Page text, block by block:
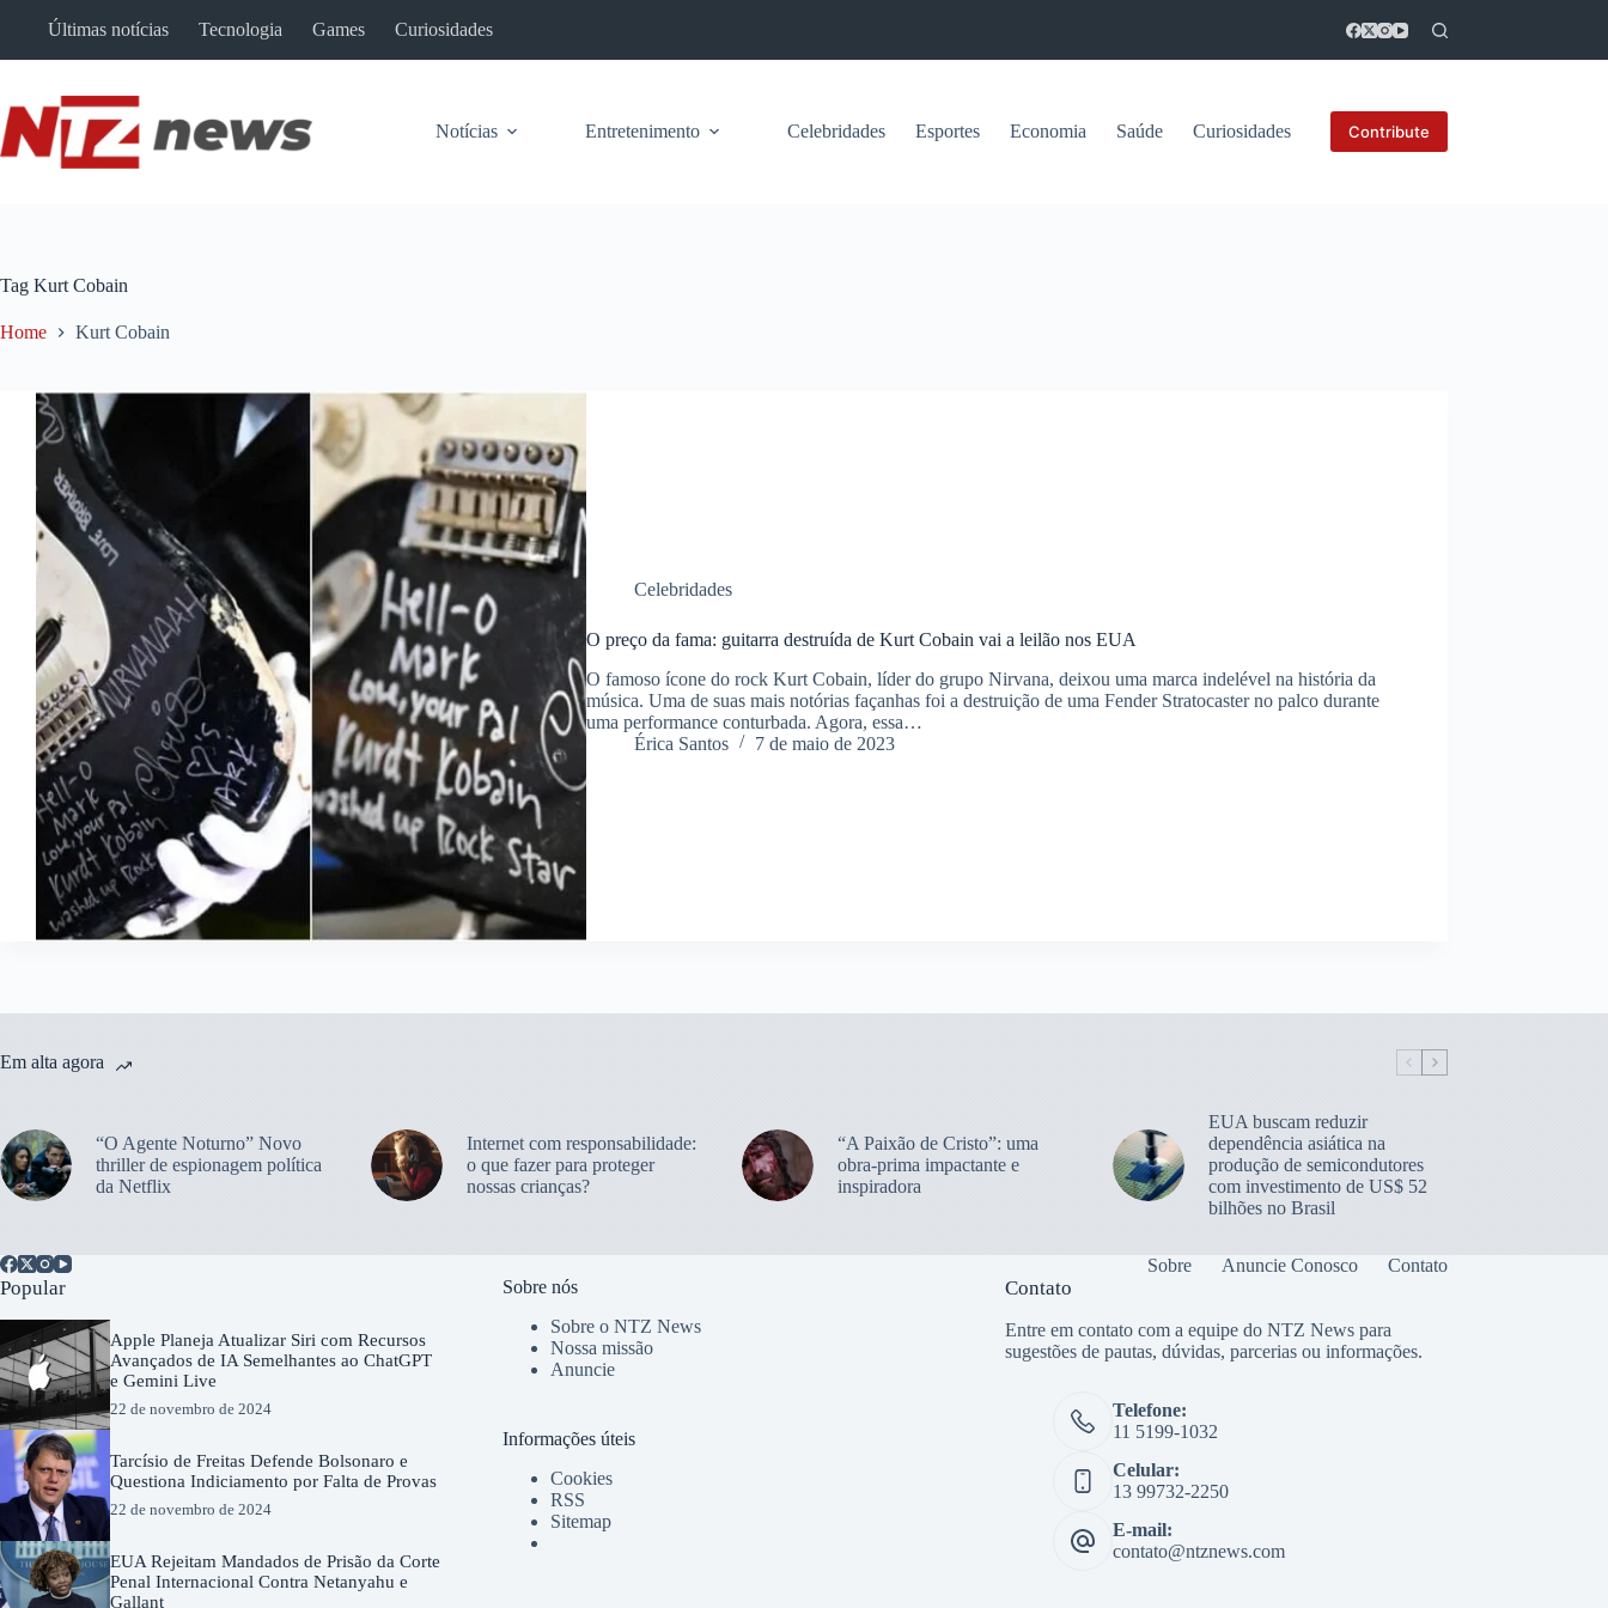
Últimas notícias Tecnologia Games Curiosidades
Notícias Entretenimento Celebridades Esportes Economia Saúde Curiosidades Contribute
Tag Kurt Cobain
Home Kurt Cobain
Celebridades
O preço da fama: guitarra destruída de Kurt Cobain vai a leilão nos EUA
O famoso ícone do rock Kurt Cobain, líder do grupo Nirvana, deixou uma marca indelével na história da
música. Uma de suas mais notórias façanhas foi a destruição de uma Fender Stratocaster no palco durante
uma performance conturbada. Agora, essa…
Érica Santos
7 de maio de 2023
Em alta agora
“O Agente Noturno” Novo
thriller de espionagem política
da Netflix
Internet com responsabilidade:
o que fazer para proteger
nossas crianças?
“A Paixão de Cristo”: uma
obra-prima impactante e
inspiradora
EUA buscam reduzir
dependência asiática na
produção de semicondutores
com investimento de US$ 52
bilhões no Brasil
Sobre Anuncie Conosco Contato
Popular
Apple Planeja Atualizar Siri com Recursos
Avançados de IA Semelhantes ao ChatGPT
e Gemini Live
22 de novembro de 2024
Tarcísio de Freitas Defende Bolsonaro e
Questiona Indiciamento por Falta de Provas
22 de novembro de 2024
EUA Rejeitam Mandados de Prisão da Corte
Penal Internacional Contra Netanyahu e
Gallant
Sobre nós
Sobre o NTZ News
Nossa missão
Anuncie
Informações úteis
Cookies
RSS
Sitemap
Contato
Entre em contato com a equipe do NTZ News para
sugestões de pautas, dúvidas, parcerias ou informações.
Telefone:
11 5199-1032
Celular:
13 99732-2250
E-mail:
contato@ntznews.com